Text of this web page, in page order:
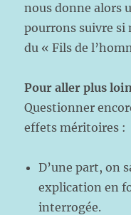
nous donne alors
pourrons suivre si
du « Fils de
Pour aller plus
Questionner
effets méritoires :
D’une part, on
explication en
interrogée.